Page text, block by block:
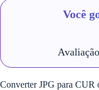
Você
Converter JPG para CUR